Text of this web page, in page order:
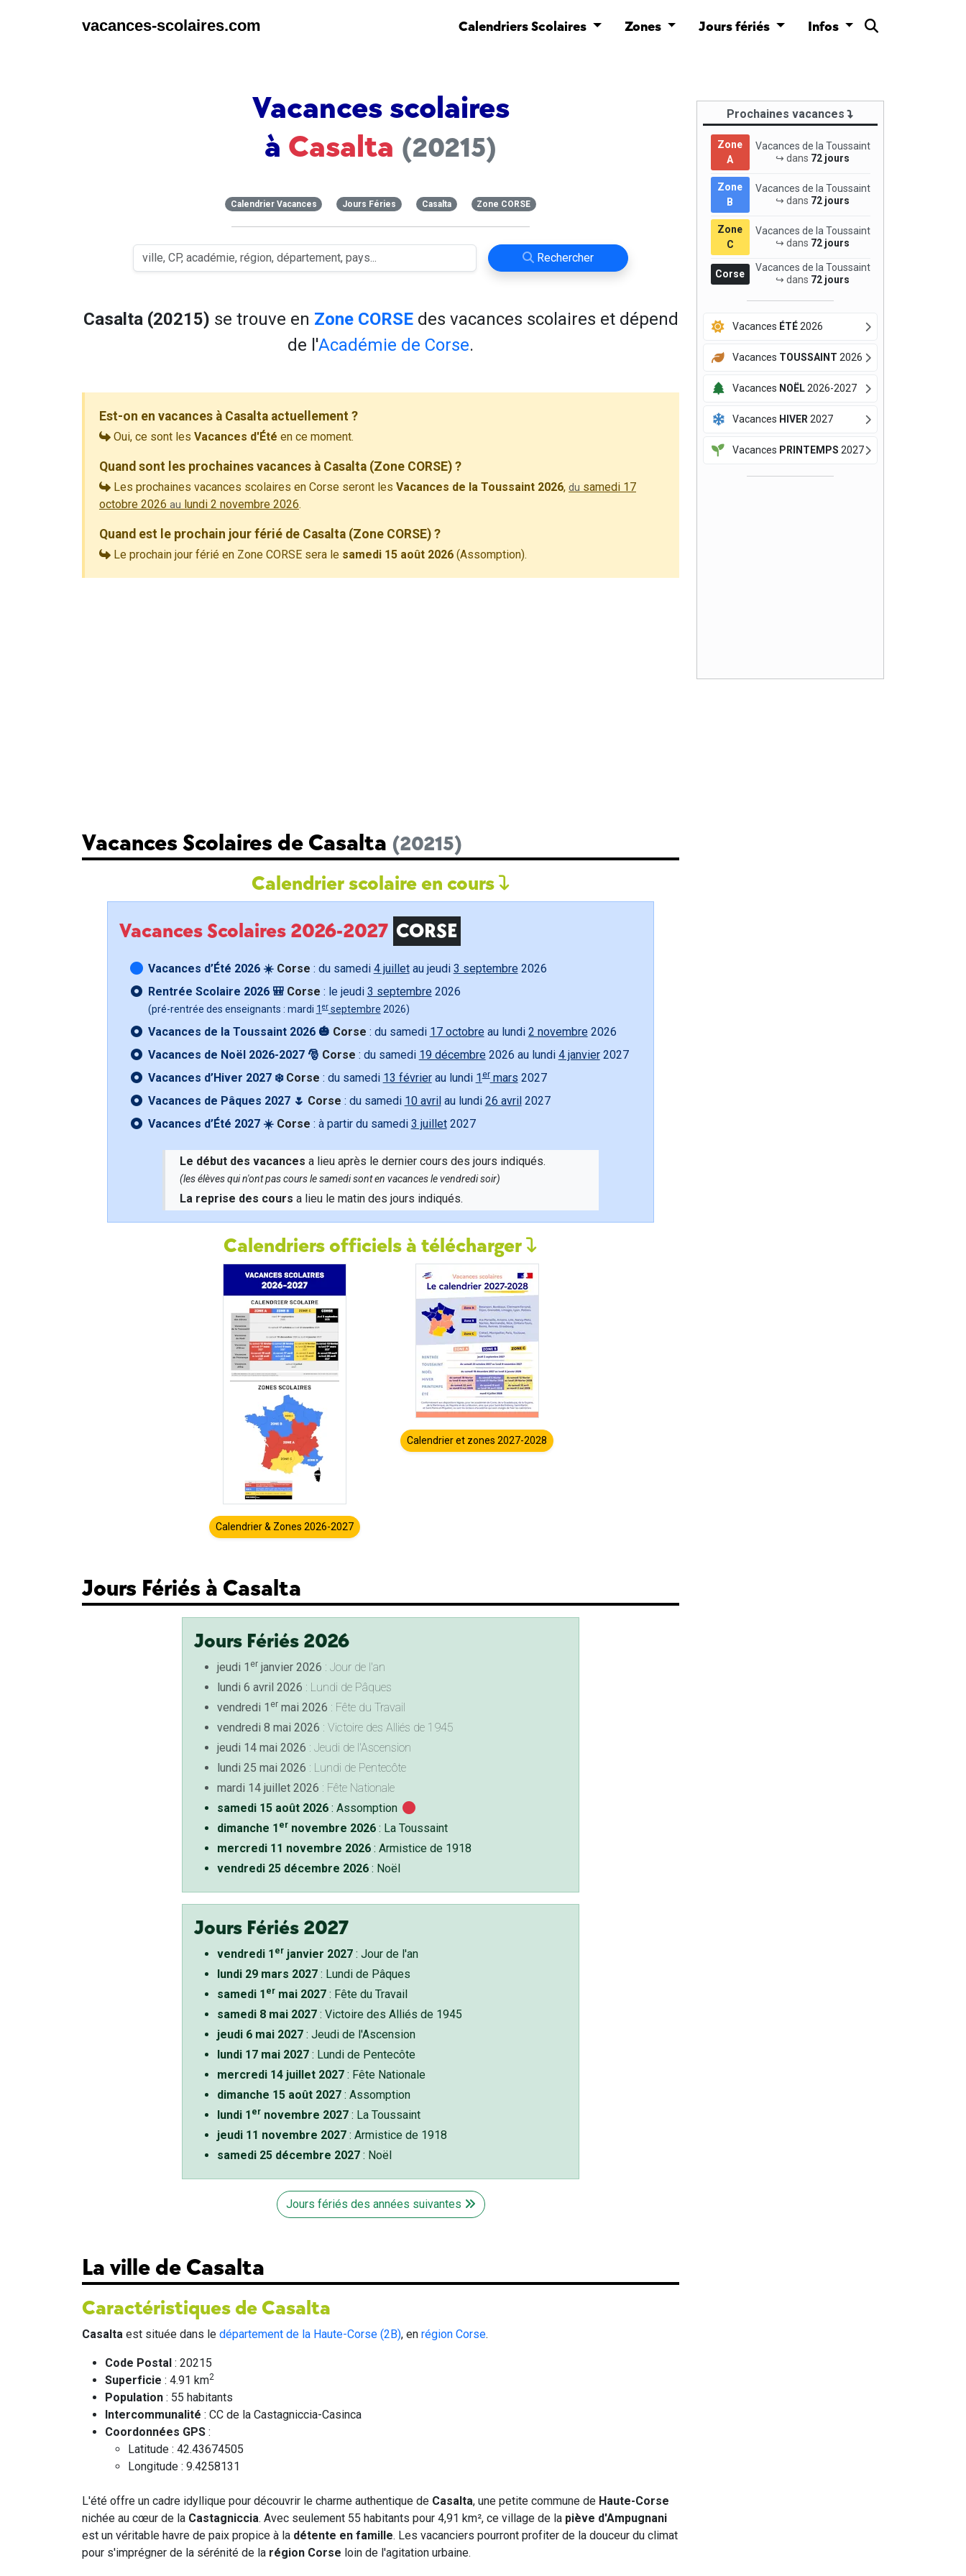
vacances-scolaires.com Calendriers Scolaires Zones Jours fériés Infos
Vacances scolaires
à Casalta (20215)
Calendrier Vacances Jours Féries Casalta Zone CORSE
Rechercher
Casalta (20215) se trouve en Zone CORSEdes vacances scolaires et dépend
de l'Académie de Corse.
Est-on en vacances à Casalta actuellement ?
Oui, ce sont les Vacances d'Été en ce moment.
Quand sont les prochaines vacances à Casalta (Zone CORSE) ?
Les prochaines vacances scolaires en Corse seront les Vacances de la Toussaint 2026, du samedi 17
octobre 2026 au lundi 2 novembre 2026.
Quand est le prochain jour férié de Casalta (Zone CORSE) ?
Le prochain jour férié en Zone CORSE sera le samedi 15 août 2026 (Assomption).
Vacances Scolaires de Casalta (20215)
Calendrier scolaire en cours
Vacances Scolaires 2026-2027 CORSE
Vacances d’Été 2026 ☀️ Corse : du samedi 4 juilletau jeudi 3 septembre 2026
Rentrée Scolaire 2026 🎒 Corse : le jeudi 3 septembre 2026
(pré-rentrée des enseignants : mardi 1 erseptembre 2026)
Vacances de la Toussaint 2026 🎃 Corse : du samedi 17 octobre au lundi 2 novembre 2026
Vacances de Noël 2026-2027 🎅 Corse : du samedi 19 décembre 2026 au lundi 4 janvier2027
Vacances d’Hiver 2027 ❄️ Corse : du samedi 13 févrierau lundi 1ermars 2027
Vacances de Pâques 2027 🌷 Corse : du samedi 10 avril au lundi 26 avril 2027
Vacances d’Été 2027 ☀️ Corse : à partir du samedi 3 juillet2027
Le début des vacances a lieu après le dernier cours des jours indiqués.
(les élèves qui n'ont pas cours le samedi sont en vacances le vendredi soir)
La reprise des cours a lieu le matin des jours indiqués.
Calendriers officiels à télécharger
Calendrier & Zones 2026-2027
Calendrier et zones 2027-2028
Jours Fériés à Casalta
Jours Fériés 2026
jeudi 1 erjanvier 2026 : Jour de l'an
lundi 6 avril 2026 : Lundi de Pâques
vendredi 1 ermai 2026 : Fête du Travail
vendredi 8 mai 2026 : Victoire des Alliés de 1945
jeudi 14 mai 2026 : Jeudi de l'Ascension
lundi 25 mai 2026 : Lundi de Pentecôte
mardi 14 juillet 2026 : Fête Nationale
samedi 15 août 2026: Assomption
dimanche 1 ernovembre 2026: La Toussaint
mercredi 11 novembre 2026: Armistice de 1918
vendredi 25 décembre 2026: Noël
Jours Fériés 2027
vendredi 1 erjanvier 2027: Jour de l'an
lundi 29 mars 2027: Lundi de Pâques
samedi 1 ermai 2027: Fête du Travail
samedi 8 mai 2027: Victoire des Alliés de 1945
jeudi 6 mai 2027: Jeudi de l'Ascension
lundi 17 mai 2027: Lundi de Pentecôte
mercredi 14 juillet 2027: Fête Nationale
dimanche 15 août 2027: Assomption
lundi 1 ernovembre 2027: La Toussaint
jeudi 11 novembre 2027: Armistice de 1918
samedi 25 décembre 2027: Noël
Jours fériés des années suivantes
La ville de Casalta
Caractéristiques de Casalta
Casalta est située dans le département de la Haute-Corse (2B), en région Corse.
Code Postal : 20215
Superficie : 4.91 km2
Population : 55 habitants
Intercommunalité : CC de la Castagniccia-Casinca
Coordonnées GPS :
Latitude : 42.43674505
Longitude : 9.4258131
L'été offre un cadre idyllique pour découvrir le charme authentique de Casalta, une petite commune de Haute-Corse
nichée au cœur de la Castagniccia. Avec seulement 55 habitants pour 4,91 km², ce village de la piève d'Ampugnani
est un véritable havre de paix propice à la détente en famille. Les vacanciers pourront profiter de la douceur du climat
pour s'imprégner de la sérénité de la région Corse loin de l'agitation urbaine.
Prochaines vacances
Zone
A
Vacances de la Toussaint
↪ dans 72 jours
Zone
B
Vacances de la Toussaint
↪ dans 72 jours
Zone
C
Vacances de la Toussaint
↪ dans 72 jours
Corse
Vacances de la Toussaint
↪ dans 72 jours
Vacances ÉTÉ2026
Vacances TOUSSAINT 2026
Vacances NOËL2026-2027
Vacances HIVER 2027
Vacances PRINTEMPS 2027